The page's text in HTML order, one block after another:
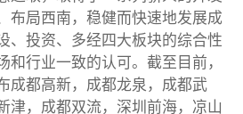
布局西南，稳健而快速地发展成
、投资、多经四大板块的综合性
和行业一致的认可。截至目前，
成都高新，成都龙泉，成都武
津，成都双流，深圳前海，凉山